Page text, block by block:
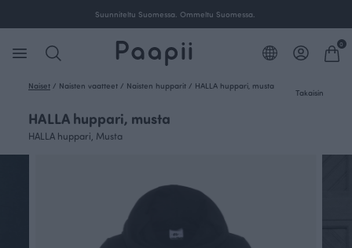
Suunniteltu Suomessa. Ommeltu Suomessa.
0
Naiset / Naisten vaatteet / Naisten hupparit / HALLA huppari, musta
Takaisin
HALLA huppari, musta
HALLA huppari, Musta